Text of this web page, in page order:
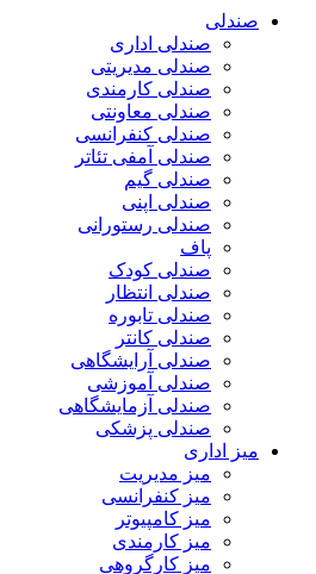
صندلی
صندلی اداری
صندلی مدیریتی
صندلی کارمندی
صندلی معاونتی
صندلی کنفرانسی
صندلی آمفی تئاتر
صندلی گیم
صندلی اپنی
صندلی رستورانی
پاف
صندلی کودک
صندلی انتظار
صندلی تابوره
صندلی کانتر
صندلی آرایشگاهی
صندلی آموزشی
صندلی آزمایشگاهی
صندلی پزشکی
میز اداری
میز مدیریت
میز کنفرانسی
میز کامپیوتر
میز کارمندی
میز کارگروهی